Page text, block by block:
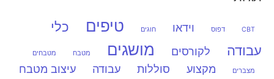
CBT דפוס וידאו חוגים טיפים
כלי
עבודה
לקורסים מושגים מטבח מטבחים
מצברים מקצוע סוללות עבודה עיצוב מטבח